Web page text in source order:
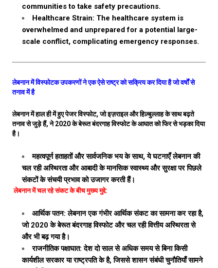
communities to take safety precautions.
Healthcare Strain: The healthcare system is
overwhelmed and unprepared for a potential large-
scale conflict, complicating emergency responses.
लेबनान में विस्फोटक उपकरणों ने एक ऐसे राष्ट्र को सक्रिय कर दिया है जो वर्षों से
तनाव में है
लेबनान में हाल ही में हुए पेजर विस्फोट, जो इज़राइल और हिज़्बुल्लाह के साथ बढ़ते
तनाव से जुड़े हैं, ने 2020 के बेरूत बंदरगाह विस्फोट के आघात को फिर से भड़का दिया
है।
महत्वपूर्ण हताहतों और सार्वजनिक भय के साथ, ये घटनाएँ लेबनान की
चल रही अस्थिरता और आबादी के मानसिक स्वास्थ्य और सुरक्षा पर पिछले
संकटों के संचयी प्रभाव को उजागर करती हैं।
लेबनान में चल रहे संकट के बीच मुख्य मुद्दे:
आर्थिक पतन: लेबनान एक गंभीर आर्थिक संकट का सामना कर रहा है,
जो 2020 के बेरूत बंदरगाह विस्फोट और चल रही वित्तीय अस्थिरता से
और भी बढ़ गया है।
राजनीतिक पक्षाघात: देश दो साल से अधिक समय से बिना किसी
कार्यशील सरकार या राष्ट्रपति के है, जिससे शासन संबंधी चुनौतियाँ सामने